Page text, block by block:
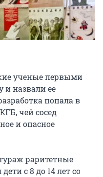
ученые первыми
и назвали ее
попала в
чей сосед
и опасное
раритетные
с 8 до 14 лет со